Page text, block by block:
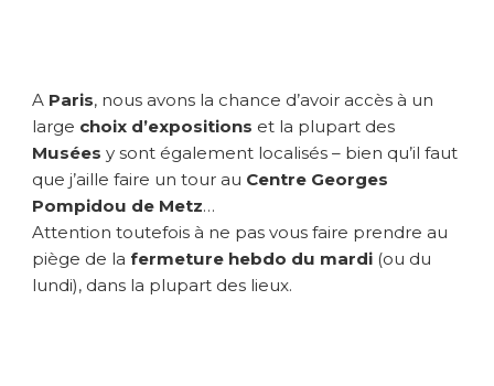
u
l
t
u
e
A Paris, nous avons la chance d’avoir accès à un
large choix d’expositions et la plupart des
Musées y sont également localisés – bien qu’il faut
que j’aille faire un tour au Centre Georges
Pompidou de Metz…
Attention toutefois à ne pas vous faire prendre au
piège de la fermeture hebdo du mardi (ou du
lundi), dans la plupart des lieux.